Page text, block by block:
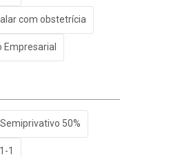
com obstetrícia
Empresarial
50%
1